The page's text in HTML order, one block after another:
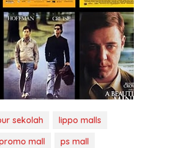
sekolah
lippo malls
mall ps mall